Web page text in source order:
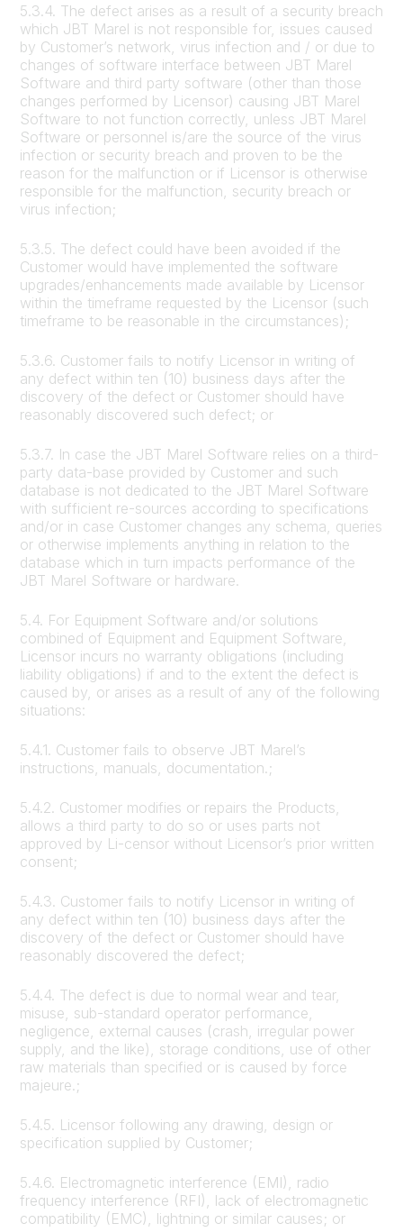
5.3.4. The defect arises as a result of a security breach
which JBT Marel is not responsible for, issues caused
by Customer’s network, virus infection and / or due to
changes of software interface between JBT Marel
Software and third party software (other than those
changes performed by Licensor) causing JBT Marel
Software to not function correctly, unless JBT Marel
Software or personnel is/are the source of the virus
infection or security breach and proven to be the
reason for the malfunction or if Licensor is otherwise
responsible for the malfunction, security breach or
virus infection;
5.3.5. The defect could have been avoided if the
Customer would have implemented the software
upgrades/enhancements made available by Licensor
within the timeframe requested by the Licensor (such
timeframe to be reasonable in the circumstances);
5.3.6. Customer fails to notify Licensor in writing of
any defect within ten (10) business days after the
discovery of the defect or Customer should have
reasonably discovered such defect; or
5.3.7. In case the JBT Marel Software relies on a third-
party data-base provided by Customer and such
database is not dedicated to the JBT Marel Software
with sufficient re-sources according to specifications
and/or in case Customer changes any schema, queries
or otherwise implements anything in relation to the
database which in turn impacts performance of the
JBT Marel Software or hardware.
5.4. For Equipment Software and/or solutions
combined of Equipment and Equipment Software,
Licensor incurs no warranty obligations (including
liability obligations) if and to the extent the defect is
caused by, or arises as a result of any of the following
situations:
5.4.1. Customer fails to observe JBT Marel’s
instructions, manuals, documentation.;
5.4.2. Customer modifies or repairs the Products,
allows a third party to do so or uses parts not
approved by Li-censor without Licensor’s prior written
consent;
5.4.3. Customer fails to notify Licensor in writing of
any defect within ten (10) business days after the
discovery of the defect or Customer should have
reasonably discovered the defect;
5.4.4. The defect is due to normal wear and tear,
misuse, sub-standard operator performance,
negligence, external causes (crash, irregular power
supply, and the like), storage conditions, use of other
raw materials than specified or is caused by force
majeure.;
5.4.5. Licensor following any drawing, design or
specification supplied by Customer;
5.4.6. Electromagnetic interference (EMI), radio
frequency interference (RFI), lack of electromagnetic
compatibility (EMC), lightning or similar causes; or